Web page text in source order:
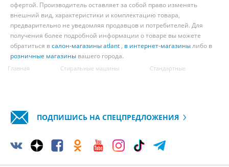
офертой. Производитель оставляет за собой право изменять
внешний вид, характеристики и комплектацию товара,
предварительно не уведомляя продавцов и потребителей. Для
получения более подробной информации о товаре вы можете
обратиться всалон-магазины atlant , в интернет-магазинылибо в
розничные магазины вашего города.
Главная Стиральные машины Стандартные
ПОДПИШИСЬ НА СПЕЦПРЕДЛОЖЕНИЯ